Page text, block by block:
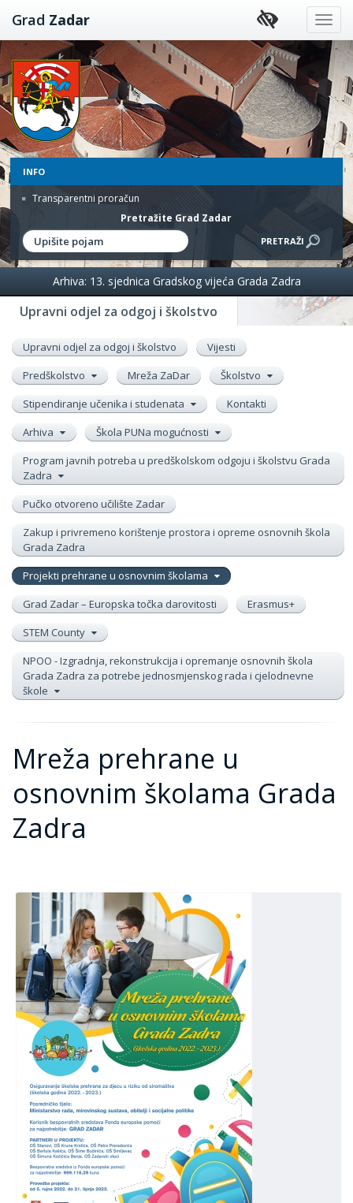
Preskoči
na
sadržaj
Grad Zadar
INFO
Transparentni proračun
Pretražite Grad Zadar
Upravni odjel za odgoj i školstvo
Arhiva: 13. sjednica Gradskog vijeća Grada Zadra
Upravni odjel za odgoj i školstvo
Vijesti
Predškolstvo
Mreža ZaDar
Školstvo
Stipendiranje učenika i studenata
Kontakti
Arhiva
Škola PUNa mogućnosti
Program javnih potreba u predškolskom odgoju i školstvu Grada
Zadra
Pučko otvoreno učilište Zadar
Zakup i privremeno korištenje prostora i opreme osnovnih škola
Grada Zadra
Projekti prehrane u osnovnim školama
Grad Zadar – Europska točka darovitosti
Erasmus+
STEM County
NPOO - Izgradnja, rekonstrukcija i opremanje osnovnih škola
Grada Zadra za potrebe jednosmjenskog rada i cjelodnevne
škole
Mreža prehrane u
osnovnim školama Grada
Zadra